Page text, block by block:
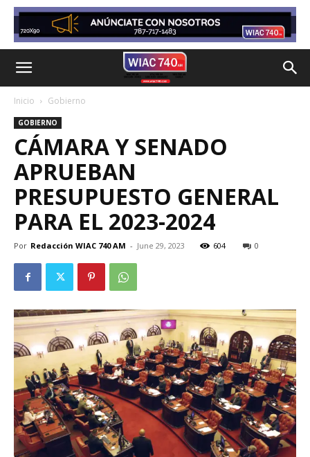
Inicio Gobierno
GOBIERNO
CÁMARA Y SENADO
APRUEBAN
PRESUPUESTO GENERAL
PARA EL 2023-2024
Por Redacción WIAC 740 AM - June 29, 2023 604 0